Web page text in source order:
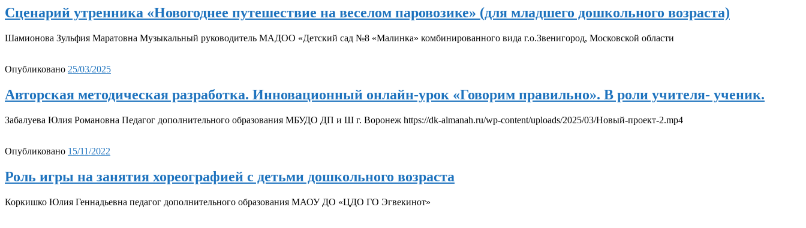
Сценарий утренника «Новогоднее путешествие на веселом паровозике» (для младшего дошкольного возраста)
Шамионова Зульфия Маратовна Музыкальный руководитель МАДОО «Детский сад №8 «Малинка» комбинированного вида г.о.Звенигород, Московской области
Опубликовано 25/03/2025
Авторская методическая разработка. Инновационный онлайн-урок «Говорим правильно». В роли учителя- ученик.
Забалуева Юлия Романовна Педагог дополнительного образования МБУДО ДП и Ш г. Воронеж https://dk-almanah.ru/wp-content/uploads/2025/03/Новый-проект-2.mp4
Опубликовано 15/11/2022
Роль игры на занятия хореографией с детьми дошкольного возраста
Коркишко Юлия Геннадьевна педагог дополнительного образования МАОУ ДО «ЦДО ГО Эгвекинот»